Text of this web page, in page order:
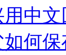
中
如何